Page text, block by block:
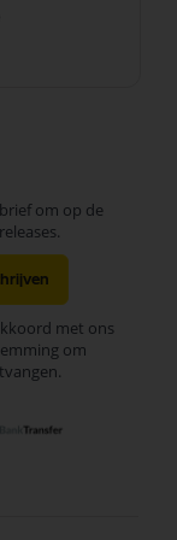
om op de
met ons
om